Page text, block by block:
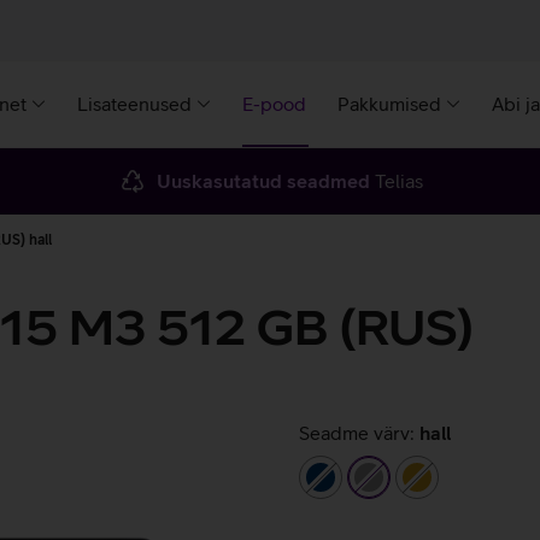
Lisateenused E-pood Pakkumised Abi
Uuskasutatud seadmed Telias
hall
M3 512 GB (RUS)
Seadme värv: hall
tumesinine
hall kuldne